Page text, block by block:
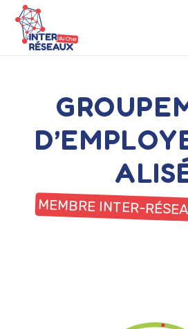
MEMBRE INTER-